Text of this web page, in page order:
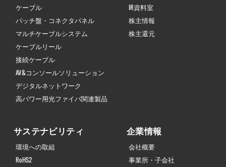
ケーブル
パッチ盤・コネクタパネル
マルチケーブルシステム
ケーブルリール
接続ケーブル
AV&コンソールソリューション
デジタルネットワーク
高パワー用光ファイバ関連製品
IR資料室
株主情報
株主還元
サステナビリティ
環境への取組
RoHS2
企業情報
会社概要
事業所・子会社